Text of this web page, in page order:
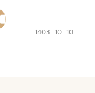
1403-10-10